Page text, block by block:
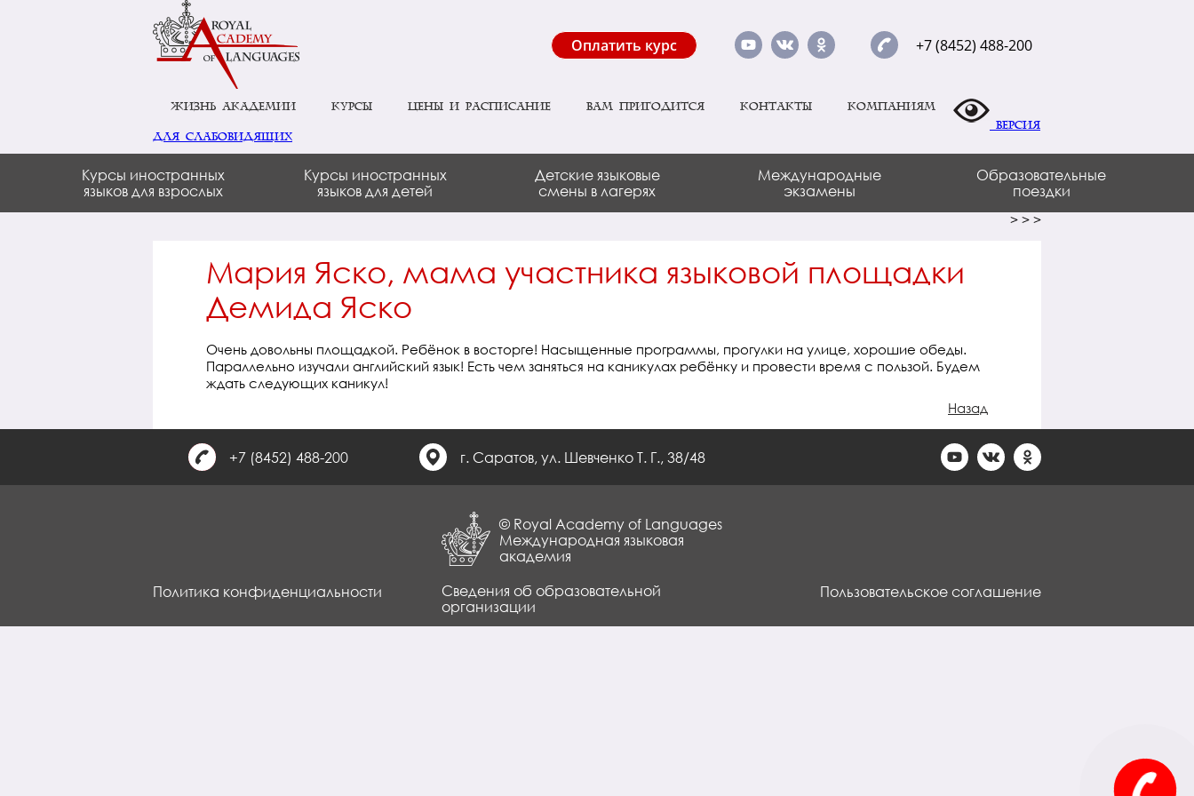
Оплатить курс +7 (8452) 488-200
Жизнь академии Курсы Цены и расписание Вам пригодится Контакты
Компаниям
Версия
для слабовидящих
Курсы иностранных
языков для взрослых
Курсы иностранных
языков для детей
Детские языковые
смены в лагерях
Международные
экзамены
Образовательные
поездки
> > >
Мария Яско, мама участника языковой площадки
Демида Яско
Очень довольны площадкой. Ребёнок в восторге! Насыщенные программы, прогулки на улице, хорошие обеды.
Параллельно изучали английский язык! Есть чем заняться на каникулах ребёнку и провести время с пользой. Будем
ждать следующих каникул!
Назад
+7 (8452) 488-200 г. Саратов, ул. Шевченко Т. Г., 38/48
© Royal Academy of Languages
Международная языковая
академия
Сведения об образовательной
организации
Политика конфиденциальности Пользовательское соглашение